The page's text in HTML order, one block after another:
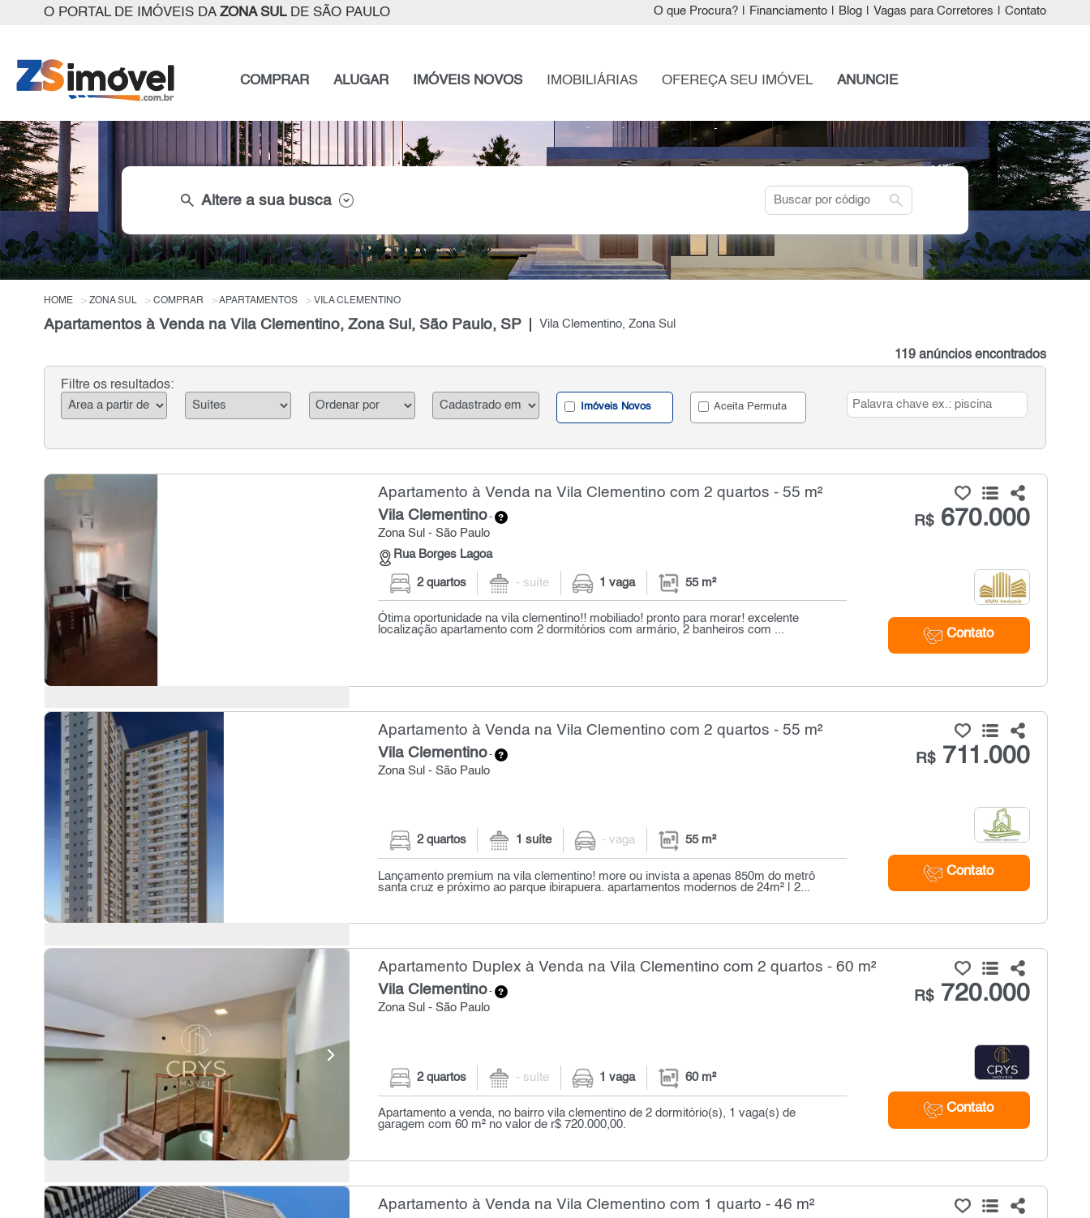
O PORTAL DE IMÓVEIS DA ZONA SULDE SÃO PAULO O que Procura? Financiamento Blog Vagas para Corretores Contato
COMPRAR ALUGAR IMÓVEIS NOVOS IMOBILIÁRIAS OFEREÇA SEU IMÓVEL ANUNCIE
search Altere a sua busca search
HOME ZONA SUL COMPRAR APARTAMENTOS VILA CLEMENTINO
Apartamentos à Venda na Vila Clementino, Zona Sul, São Paulo, SP Vila Clementino, Zona Sul
119 anúncios encontrados
Filtre os resultados:
Imóveis Novos Aceita Permuta
Apartamento à Venda na Vila Clementino com 2 quartos - 55 m²
Vila Clementino-
Zona Sul - São Paulo
Rua Borges Lagoa
R$670.000
Contato
2 quartos - suíte 1 vaga 55 m²
Ótima oportunidade na vila clementino!! mobiliado! pronto para morar! excelente
localização apartamento com 2 dormitórios com armário, 2 banheiros com ...
Apartamento à Venda na Vila Clementino com 2 quartos - 55 m²
Vila Clementino-
Zona Sul - São Paulo
R$711.000
Contato
2 quartos 1 suíte - vaga 55 m²
Lançamento premium na vila clementino! more ou invista a apenas 850m do metrô
santa cruz e próximo ao parque ibirapuera. apartamentos modernos de 24m² | 2...
Apartamento Duplex à Venda na Vila Clementino com 2 quartos - 60 m²
Vila Clementino-
Zona Sul - São Paulo
R$720.000
Contato
2 quartos - suíte 1 vaga 60 m²
Apartamento a venda, no bairro vila clementino de 2 dormitório(s), 1 vaga(s) de
garagem com 60 m² no valor de r$ 720.000,00.
Apartamento à Venda na Vila Clementino com 1 quarto - 46 m²